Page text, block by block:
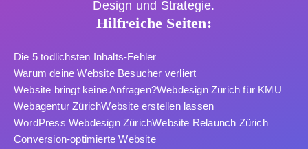
Design und Strategie.
Hilfreiche Seiten:
Die 5 tödlichsten Inhalts-Fehler
Warum deine Website Besucher verliert
Website bringt keine Anfragen?Webdesign Zürich für KMU
Webagentur ZürichWebsite erstellen lassen
WordPress Webdesign ZürichWebsite Relaunch Zürich
Conversion-optimierte Website